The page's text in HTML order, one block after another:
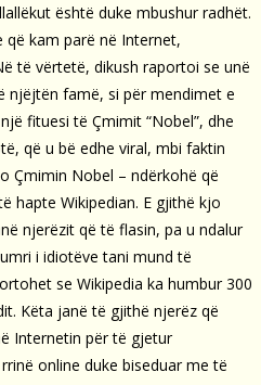
është duke mbushur radhët.
që kam parë në Internet,
të vërtetë, dikush raportoi se unë
njëjtën famë, si për mendimet e
fituesi të Çmimit “Nobel”, dhe
që u bë edhe viral, mbi faktin
Çmimin Nobel – ndërkohë që
hapte Wikipedian. E gjithë kjo
njerëzit që të flasin, pa u ndalur
i idiotëve tani mund të
se Wikipedia ka humbur 300
Këta janë të gjithë njerëz që
Internetin për të gjetur
online duke biseduar me të